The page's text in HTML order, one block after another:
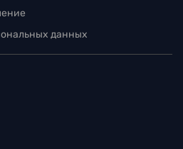
данных